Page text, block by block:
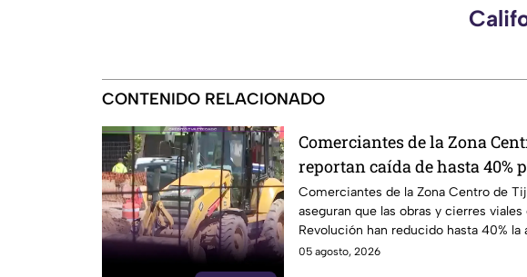
CONTENIDO RELACIONADO
Comerciantes de la Zona
reportan caída de hasta 40%
en avenida Revolución
Comerciantes de la Zona Centro de
aseguran que las obras y cierres viales
Revolución han reducido hasta 40% la
clientes.
05 agosto, 2026